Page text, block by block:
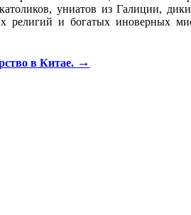
униатов из Галиции,
религий и богатых иноверных
в Китае. →